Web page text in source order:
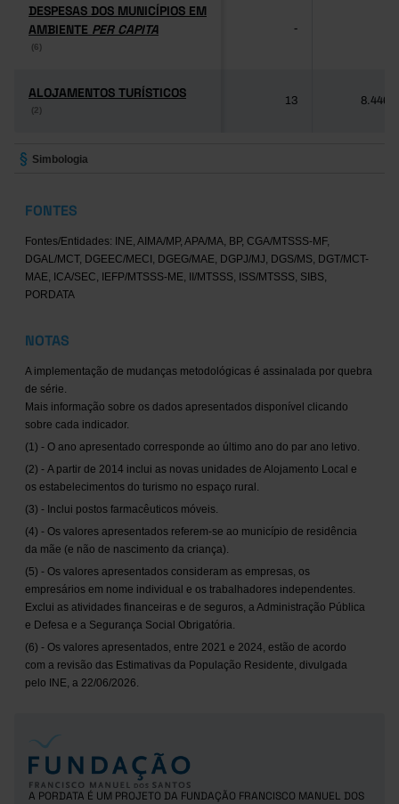
DESPESAS DOS MUNICÍPIOS EM
AMBIENTE PER CAPITA
(6)
DESPESAS DOS MUNICÍPIOS EM
AMBIENTE PER CAPITA
(6)
-
ALOJAMENTOS TURÍSTICOS
(2)
ALOJAMENTOS TURÍSTICOS
(2)
13 8.446
Simbologia
FONTES
Fontes/Entidades: INE, AIMA/MP, APA/MA, BP, CGA/MTSSS-MF,
DGAL/MCT, DGEEC/MECI, DGEG/MAE, DGPJ/MJ, DGS/MS, DGT/MCT-
MAE, ICA/SEC, IEFP/MTSSS-ME, II/MTSSS, ISS/MTSSS, SIBS,
PORDATA
NOTAS
A implementação de mudanças metodológicas é assinalada por quebra
de série.
Mais informação sobre os dados apresentados disponível clicando
sobre cada indicador.
(1) - O ano apresentado corresponde ao último ano do par ano letivo.
(2) - A partir de 2014 inclui as novas unidades de Alojamento Local e
os estabelecimentos do turismo no espaço rural.
(3) - Inclui postos farmacêuticos móveis.
(4) - Os valores apresentados referem-se ao município de residência
da mãe (e não de nascimento da criança).
(5) - Os valores apresentados consideram as empresas, os
empresários em nome individual e os trabalhadores independentes.
Exclui as atividades financeiras e de seguros, a Administração Pública
e Defesa e a Segurança Social Obrigatória.
(6) - Os valores apresentados, entre 2021 e 2024, estão de acordo
com a revisão das Estimativas da População Residente, divulgada
pelo INE, a 22/06/2026.
A PORDATA É UM PROJETO DA FUNDAÇÃO FRANCISCO MANUEL DOS